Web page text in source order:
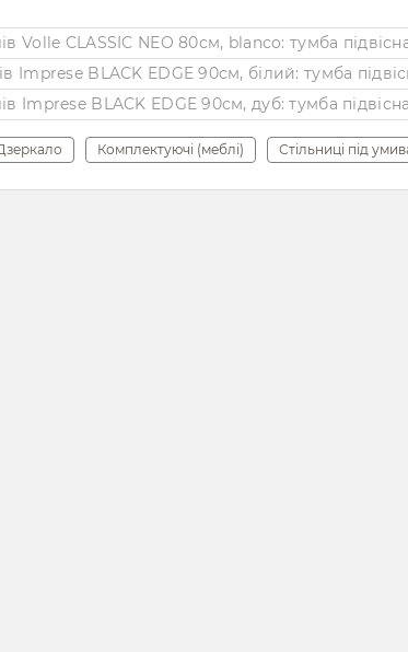
Volle CLASSIC NEO 80см, blanco: тумба
Комплектуючі (меблі) Стільниці під